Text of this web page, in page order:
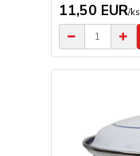
11,50 EUR/ks